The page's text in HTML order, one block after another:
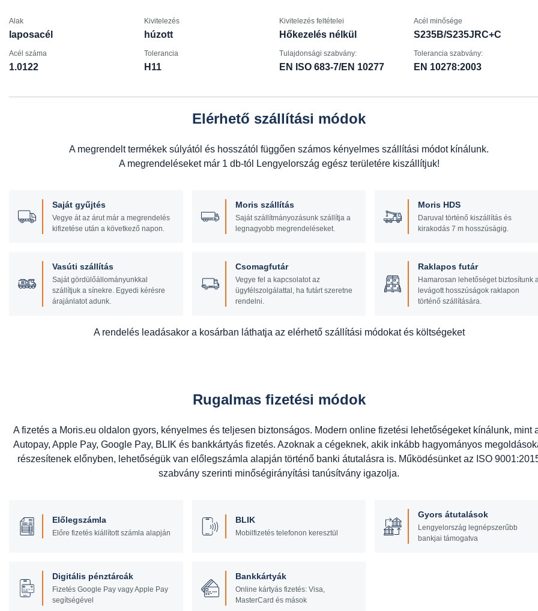
Alak
laposacél
Kivitelezés
húzott
Kivitelezés feltételei
Hőkezelés nélkül
Acél minősége
S235B/S235JRC+C
Acél száma
1.0122
Tolerancia
H11
Tulajdonsági szabvány:
EN ISO 683-7/EN 10277
Tolerancia szabvány:
EN 10278:2003
Elérhető szállítási módok
A megrendelt termékek súlyától és hosszától függően számos kényelmes szállítási módot kínálunk.
A megrendeléseket már 1 db-tól Lengyelország egész területére kiszállítjuk!
Saját gyűjtés
Vegye át az árut már a megrendelés
kifizetése után a következő napon.
Moris szállítás
Saját szállítmányozásunk szállítja a
legnagyobb megrendeléseket.
Moris HDS
Daruval történő kiszállítás és
kirakodás 7 m hosszúságig.
Vasúti szállítás
Saját gördülőállományunkkal
szállítjuk a sínekre. Egyedi kérésre
árajánlatot adunk.
Csomagfutár
Vegye fel a kapcsolatot az
ügyfélszolgálattal, ha futárt szeretne
rendelni.
Raklapos futár
Hamarosan lehetőséget biztosítunk
levágott hosszúságok raklapon
történő szállítására.
A rendelés leadásakor a kosárban láthatja az elérhető szállítási módokat és költségeket
Rugalmas fizetési módok
A fizetés a Moris.eu oldalon gyors, kényelmes és teljesen biztonságos. Modern online fizetési lehetőségeket kínálunk, mint
Autopay, Apple Pay, Google Pay, BLIK és bankkártyás fizetés. Azoknak a cégeknek, akik inkább hagyományos
részesítenek előnyben, lehetőségük van előlegszámla alapján történő banki átutalásra is. Működésünket az ISO
szabvány szerinti minőségirányítási tanúsítvány igazolja.
Előlegszámla
Előre fizetés kiállított számla alapján
BLIK
Mobilfizetés telefonon keresztül
Gyors átutalások
Lengyelország legnépszerűbb
bankjai támogatva
Digitális pénztárcák
Fizetés Google Pay vagy Apple Pay
segítségével
Bankkártyák
Online kártyás fizetés: Visa,
MasterCard és mások